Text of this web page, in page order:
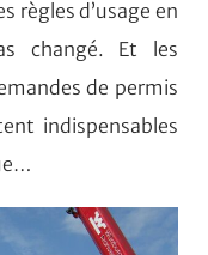
règles d’usage en
changé. Et les
de permis
indispensables